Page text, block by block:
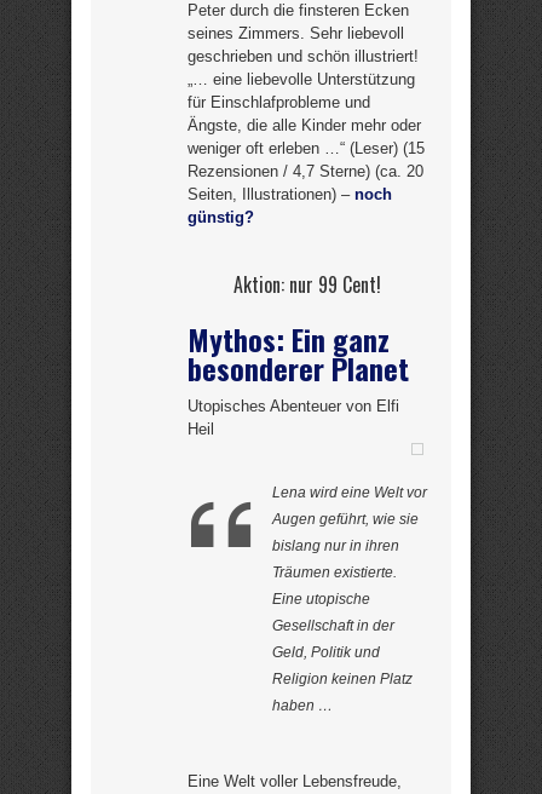
Peter durch die finsteren Ecken
seines Zimmers. Sehr liebevoll
geschrieben und schön illustriert!
„… eine liebevolle Unterstützung
für Einschlafprobleme und
Ängste, die alle Kinder mehr oder
weniger oft erleben …“ (Leser) (15
Rezensionen / 4,7 Sterne) (ca. 20
Seiten, Illustrationen) – noch
günstig?
Aktion: nur 99 Cent!
Mythos: Ein ganz
besonderer Planet
Utopisches Abenteuer von Elfi
Heil
Lena wird eine Welt vor
Augen geführt, wie sie
bislang nur in ihren
Träumen existierte.
Eine utopische
Gesellschaft in der
Geld, Politik und
Religion keinen Platz
haben …
Eine Welt voller Lebensfreude,